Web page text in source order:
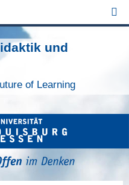
und
of Learning